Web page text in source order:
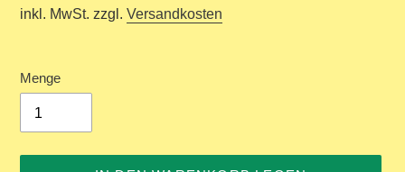
Preis
inkl. MwSt. zzgl. Versandkosten
Menge